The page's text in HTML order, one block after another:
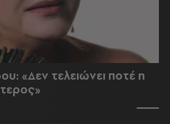
«Δεν τελειώνει ποτέ η